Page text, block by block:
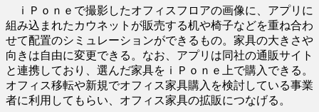
ｉＰｏｎｅで撮影したオフィスフロアの画像に、アプリに
組み込まれたカウネットが販売する机や椅子などを重ね合わ
せて配置のシミュレーションができるもの。家具の大きさや
向きは自由に変更できる。なお、アプリは同社の通販サイト
と連携しており、選んだ家具をｉＰｏｎｅ上で購入できる。
オフィス移転や新規でオフィス家具購入を検討している事業
者に利用してもらい、オフィス家具の拡販につなげる。